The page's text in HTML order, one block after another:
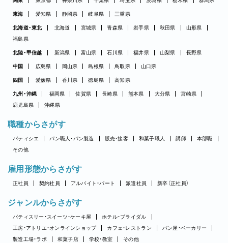
東海 愛知県 静岡県 岐阜県 三重県
北海道・東北 北海道 宮城県 青森県 岩手県 秋田県
山形県
福島県
北陸・甲信越 新潟県 富山県 石川県 福井県 山梨県 長野県
中国 広島県 岡山県 島根県 鳥取県 山口県
四国 愛媛県 香川県 徳島県 高知県
九州・沖縄 福岡県 佐賀県 長崎県 熊本県 大分県
宮崎県
鹿児島県
沖縄県
職種からさがす
パティシエ パン職人・パン製造 販売・接客 和菓子職人 講師
本部職
その他
雇用形態からさがす
正社員 契約社員 アルバイト・パート 派遣社員 新卒（正社員）
ジャンルからさがす
パティスリー・スイーツ・ケーキ屋
ホテル・ブライダル
工房・アトリエ・オンラインショップ
カフェ・レストラン
パン屋・ベーカリー
製造工場・ラボ
和菓子店 学校・教室 その他